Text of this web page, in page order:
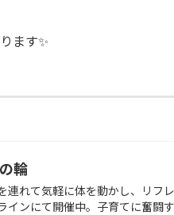
ます✨
輪
連れて気軽に体を動かし、リフ
インにて開催中。子育てに奮闘